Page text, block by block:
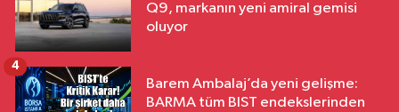
Q9, markanın yeni amiral gemisi
oluyor
Barem Ambalaj’da yeni gelişme:
BARMA tüm BIST endekslerinden
4